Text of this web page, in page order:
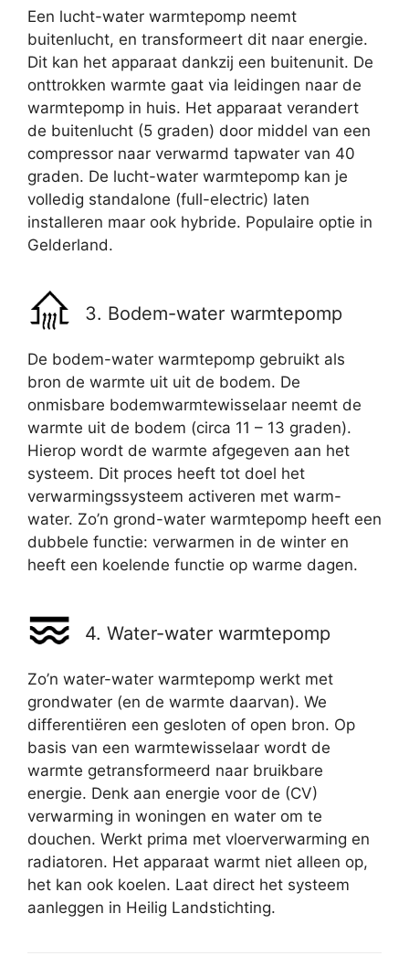
Een lucht-water warmtepomp neemt
buitenlucht, en transformeert dit naar energie.
Dit kan het apparaat dankzij een buitenunit. De
onttrokken warmte gaat via leidingen naar de
warmtepomp in huis. Het apparaat verandert
de buitenlucht (5 graden) door middel van een
compressor naar verwarmd tapwater van 40
graden. De lucht-water warmtepomp kan je
volledig standalone (full-electric) laten
installeren maar ook hybride. Populaire optie in
Gelderland.
3. Bodem-water warmtepomp
De bodem-water warmtepomp gebruikt als
bron de warmte uit uit de bodem. De
onmisbare bodemwarmtewisselaar neemt de
warmte uit de bodem (circa 11 – 13 graden).
Hierop wordt de warmte afgegeven aan het
systeem. Dit proces heeft tot doel het
verwarmingssysteem activeren met warm-
water. Zo’n grond-water warmtepomp heeft een
dubbele functie: verwarmen in de winter en
heeft een koelende functie op warme dagen.
4. Water-water warmtepomp
Zo’n water-water warmtepomp werkt met
grondwater (en de warmte daarvan). We
differentiëren een gesloten of open bron. Op
basis van een warmtewisselaar wordt de
warmte getransformeerd naar bruikbare
energie. Denk aan energie voor de (CV)
verwarming in woningen en water om te
douchen. Werkt prima met vloerverwarming en
radiatoren. Het apparaat warmt niet alleen op,
het kan ook koelen. Laat direct het systeem
aanleggen in Heilig Landstichting.